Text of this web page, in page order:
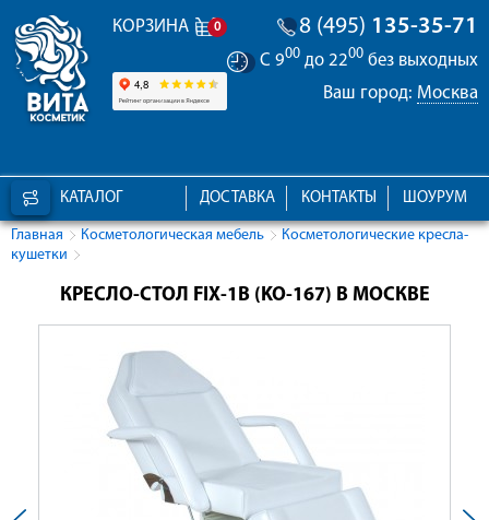
КОРЗИНА 0 8 (495) 135-35-71
С 900 до 2200 без выходных
Ваш город: Москва
КАТАЛОГ ШОУРУМ
КОНТАКТЫ
ДОСТАВКА
Главная Косметологическая мебель
Косметологические кресла-
кушетки
КРЕСЛО-СТОЛ FIX-1B (KO-167) В МОСКВЕ